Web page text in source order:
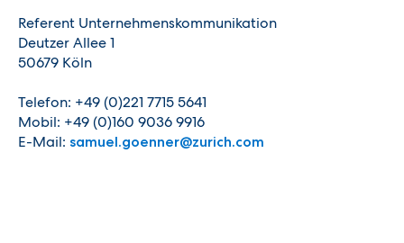
Referent Unternehmenskommunikation
Deutzer Allee 1
50679 Köln
Telefon: +49 (0)221 7715 5641
Mobil: +49 (0)160 9036 9916
E-Mail: samuel.goenner@zurich.com